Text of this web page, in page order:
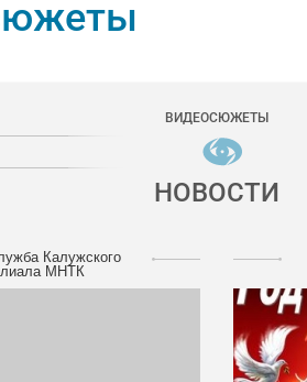
ВИДЕОСЮЖЕТЫ
НОВОСТИ
Калужского
МНТК